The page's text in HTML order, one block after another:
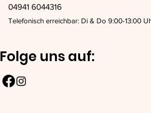
04941 6044316
Telefonisch erreichbar: Di & Do 9:00-13:00
Folge uns auf: